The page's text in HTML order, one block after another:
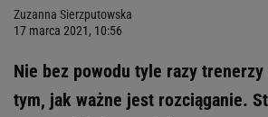
Zuzanna Sierzputowska
17 marca 2021, 10:56
Nie bez powodu tyle razy
tym, jak ważne jest rozciąganie.